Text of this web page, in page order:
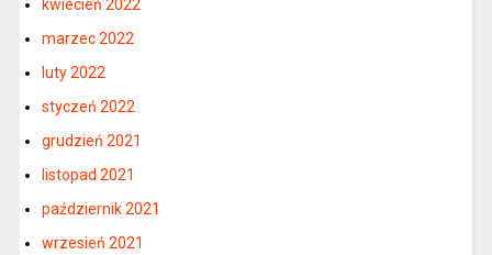
kwiecień 2022
marzec 2022
luty 2022
styczeń 2022
grudzień 2021
listopad 2021
październik 2021
wrzesień 2021